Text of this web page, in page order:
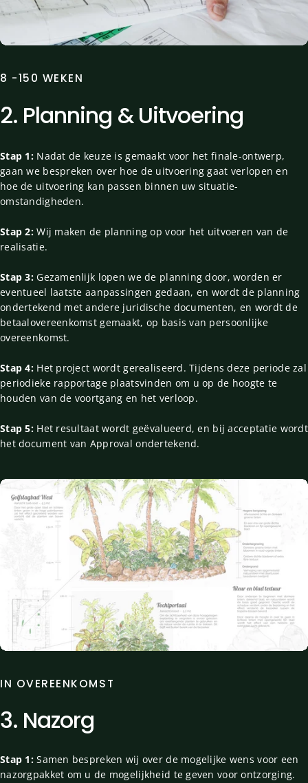
8 -150 WEKEN
2. Planning & Uitvoering
Stap 1:Nadat de keuze is gemaakt voor het finale-ontwerp,
gaan we bespreken over hoe de uitvoering gaat verlopen en
hoe de uitvoering kan passen binnen uw situatie-
omstandigheden.
Stap 2:Wij maken de planning op voor het uitvoeren van de
realisatie.
Stap 3:Gezamenlijk lopen we de planning door, worden er
eventueel laatste aanpassingen gedaan, en wordt de planning
ondertekend met andere juridische documenten, en wordt de
betaalovereenkomst gemaakt, op basis van persoonlijke
overeenkomst.
Stap 4:Het project wordt gerealiseerd. Tijdens deze periode zal
periodieke rapportage plaatsvinden om u op de hoogte te
houden van de voortgang en het verloop.
Stap 5:Het resultaat wordt geëvalueerd, en bij acceptatie wordt
het document van Approval ondertekend.
IN OVEREENKOMST
3. Nazorg
Stap 1:Samen bespreken wij over de mogelijke wens voor een
nazorgpakket om u de mogelijkheid te geven voor ontzorging.